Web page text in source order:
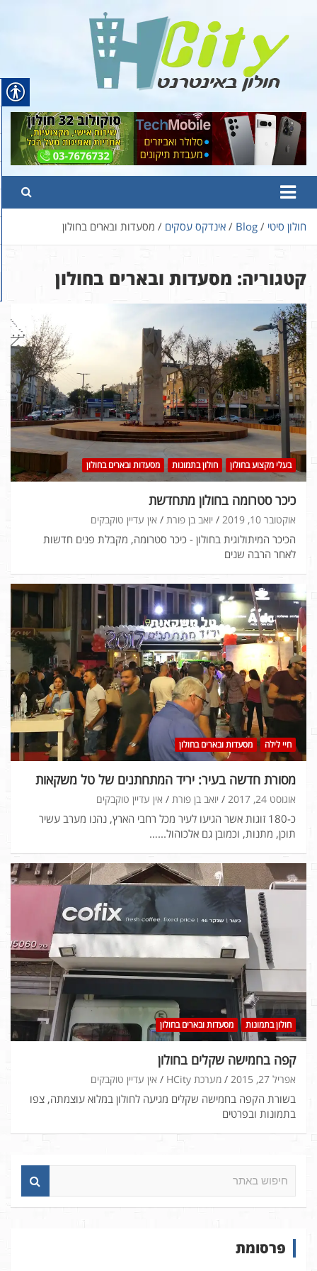
content
Hcity – חולון באינטרנט
פורטל החדשות והמידע של חולון
חולון סיטי Blog אינדקס עסקים מסעדות ובארים בחולון
קטגוריה: מסעדות ובארים בחולון
בעלי מקצוע בחולון חולון בתמונות מסעדות ובארים בחולון
כיכר סטרומה בחולון מתחדשת
אוקטובר 10, 2019 יואב בן פורת אין עדיין טוקבקים
הכיכר המיתולוגית בחולון - כיכר סטרומה, מקבלת פנים חדשות
לאחר הרבה שנים
חיי לילה מסעדות ובארים בחולון
מסורת חדשה בעיר: יריד המתחתנים של טל משקאות
אוגוסט 24, 2017 יואב בן פורת אין עדיין טוקבקים
כ-180 זוגות אשר הגיעו לעיר מכל רחבי הארץ, נהנו מערב עשיר
תוכן, מתנות, וכמובן גם אלכוהול...…
חולון בתמונות מסעדות ובארים בחולון
קפה בחמישה שקלים בחולון
אפריל 27, 2015 מערכת HCity אין עדיין טוקבקים
בשורת הקפה בחמישה שקלים מגיעה לחולון במלוא עוצמתה, צפו
בתמונות ובפרטים
א
פרסומת